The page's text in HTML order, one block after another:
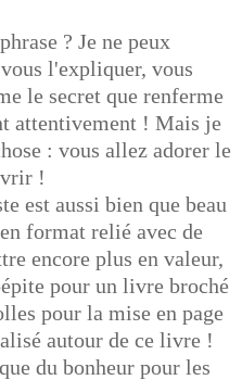
? Je ne peux
l'expliquer, vous
le secret que renferme
attentivement ! Mais je
: vous allez adorer le
!
est aussi bien que beau
format relié avec de
encore plus en valeur,
pour un livre broché
pour la mise en page
autour de ce livre !
du bonheur pour les